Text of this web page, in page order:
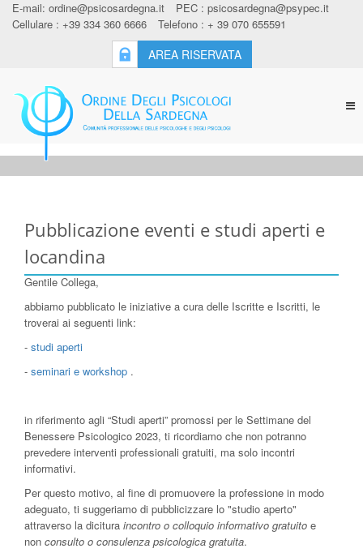
E-mail: ordine@psicosardegna.it PEC : psicosardegna@psypec.it
Cellulare : +39 334 360 6666
Telefono : + 39 070 655591
AREA RISERVATA
Pubblicazione eventi e studi aperti e
locandina
Gentile Collega,
abbiamo pubblicato le iniziative a cura delle Iscritte e Iscritti, le
troverai ai seguenti link:
- studi aperti
- seminari e workshop .
in riferimento agli “Studi aperti” promossi per le Settimane del
Benessere Psicologico 2023, ti ricordiamo che non potranno
prevedere interventi professionali gratuiti, ma solo incontri
informativi.
Per questo motivo, al fine di promuovere la professione in modo
adeguato, ti suggeriamo di pubblicizzare lo "studio aperto"
attraverso la dicitura incontro o colloquio informativo gratuito e
non consulto o consulenza psicologica gratuita.